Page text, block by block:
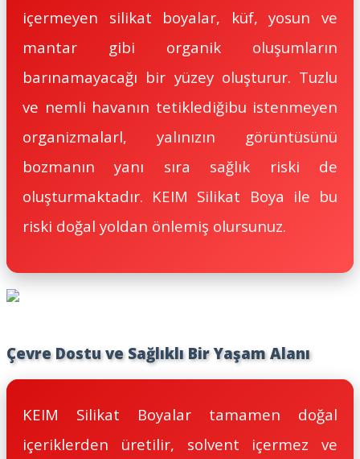
içermeyen silikat boyalar, küf, yosun ve
mantar gibi organik oluşumların
barınamayacağı bir yüzey oluşturur. Tuzlu
ve nemli havanın tetiklediğibu istenmeyen
organizmalarl, yalınızın görüntüsünü
bozmanın yanı sıra sağlık riski de
oluşturmaktadır. KEIM Silikat Boya ile bu
riski doğal yoldan önlemiş olursunuz.
Çevre Dostu ve Sağlıklı Bir Yaşam Alanı
KEIM Silikat Boyalar tamamen doğal
içeriklerden üretilir, solvent içermez ve